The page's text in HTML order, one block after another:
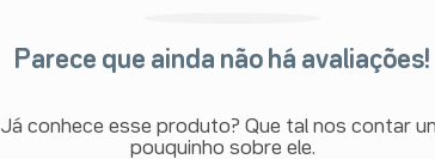
Parece que ainda não há avaliações!
Já conhece esse produto? Que tal nos contar
pouquinho sobre ele.